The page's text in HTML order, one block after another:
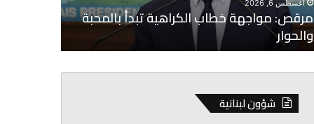
أغسطس 6, 2026
مرقص: مواجهة خطاب الكراهية تبدأ بالمحبة
والحوار
شؤون لبنانية